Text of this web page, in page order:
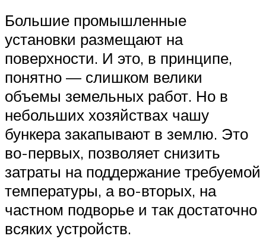
Большие промышленные
установки размещают на
поверхности. И это, в принципе,
понятно — слишком велики
объемы земельных работ. Но в
небольших хозяйствах чашу
бункера закапывают в землю. Это
во-первых, позволяет снизить
затраты на поддержание требуемой
температуры, а во-вторых, на
частном подворье и так достаточно
всяких устройств.